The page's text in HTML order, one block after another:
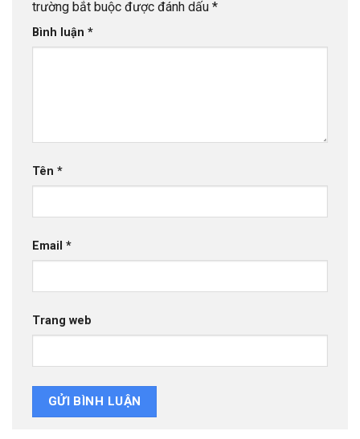
trường bắt buộc được đánh dấu *
Bình luận *
Tên *
Email *
Trang web